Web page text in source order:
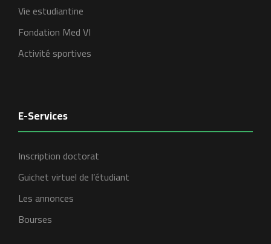
Vie estudiantine
Fondation Med VI
Activité sportives
E-Services
Inscription doctorat
Guichet virtuel de l’étudiant
Les annonces
Bourses